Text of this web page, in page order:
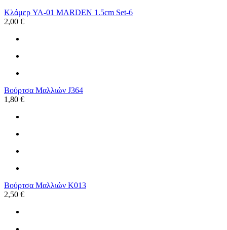
Κλάμερ YA-01 MARDEN 1.5cm Set-6
2,00 €
Βούρτσα Μαλλιών J364
1,80 €
Βούρτσα Μαλλιών K013
2,50 €